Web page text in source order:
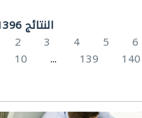
1-10 of 1396 النتائج
2 3 4 5 6
10 ... 139 140